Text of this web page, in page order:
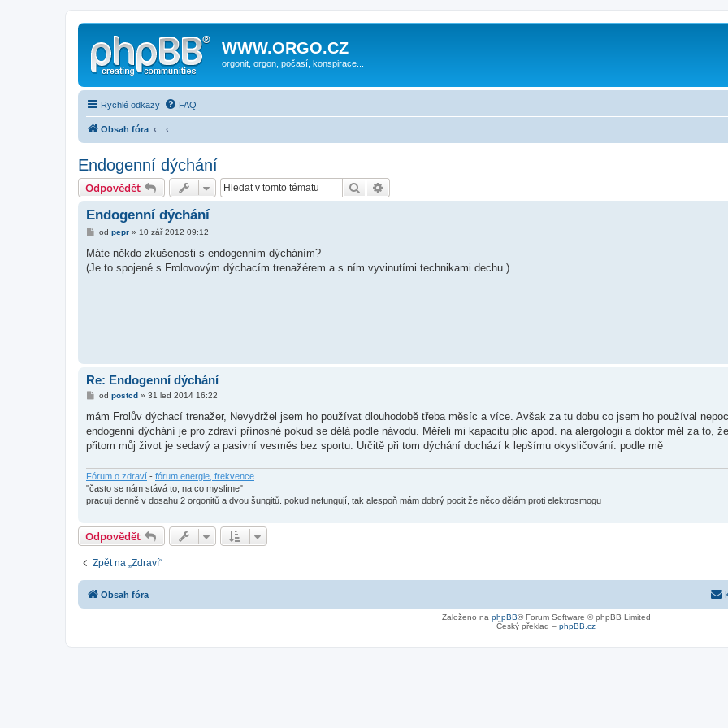
WWW.ORGO.CZ
orgonit, orgon, počasí, konspirace...
Rychlé odkazy FAQ
Obsah fóra
Endogenní dýchání
Odpovědět Hledat
Endogenní dýchání
P
í
p
od pepr» 10 zář 2012 09:12
Máte někdo zkušenosti s endogenním dýcháním?
(Je to spojené s Frolovovým dýchacím trenažérem a s ním vyvinutími technikami dechu.)
Re: Endogenní dýchání
P
í
p
ě
k
od postcd» 31 led 2014 16:22
mám Frolův dýchací trenažer, Nevydržel jsem ho používat dlouhodobě třeba měsíc a více. Avšak za tu dobu co jsem ho používal
endogenní dýchání je pro zdraví přínosné pokud se dělá podle návodu. Měřeli mi kapacitu plic apod. na alergologii a doktor měl za to,
přitom můj život je sedavý a pasivní vesměs bez sportu. Určitě při tom dýchání dochází k lepšímu okysličování. podle mě
Fórum o zdraví - fórum energie, frekvence
"často se nám stává to, na co myslíme"
pracuji denně v dosahu 2 orgonitů a dvou šungitů. pokud nefungují, tak alespoň mám dobrý pocit že něco dělám proti elektrosmogu
Odpovědět
Zpět na „Zdraví“
Obsah fóra
Založeno na phpBB® Forum Software © phpBB Limited
Český překlad – phpBB.cz